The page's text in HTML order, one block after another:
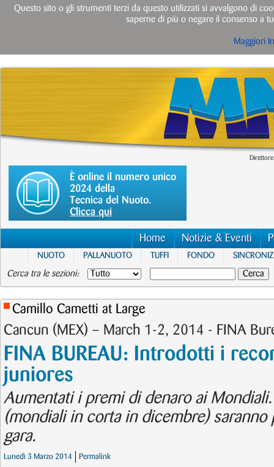
È online il numero unico
2024 della
Tecnica del Nuoto.
Clicca qui
Home Notizie & Eventi
NUOTO PALLANUOTO TUFFI FONDO
Cerca tra le sezioni:
Camillo Cametti at Large
Cancun (MEX) – March 1-2, 2014 - FINA
FINA BUREAU: Introdotti i
juniores
Aumentati i premi di denaro ai
(mondiali in corta in dicembre)
gara.
Lunedì 3 Marzo 2014 Permalink
Questo sito o gli strumenti terzi da questo utilizzati si avvalgono di
saperne di più o negare il consenso a
Maggiori